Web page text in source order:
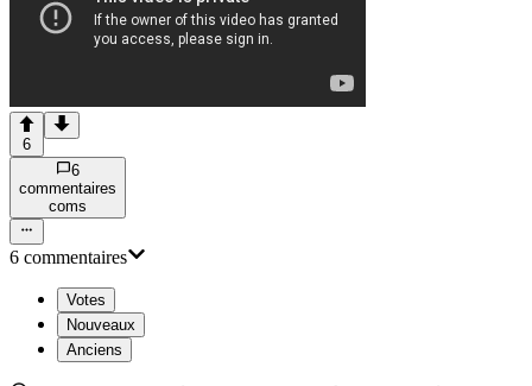
6
6
commentaires
coms
6 commentaires
Votes
Nouveaux
Anciens